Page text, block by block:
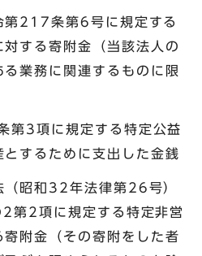
第217条第6号に規定する
対する寄附金（当該法人の
る業務に関連するものに限
第3項に規定する特定公益
とするために支出した金銭
（昭和32年法律第26号）
第2項に規定する特定非営
寄附金（その寄附をした者